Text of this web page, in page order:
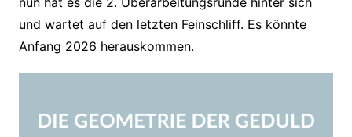
und wartet auf den letzten Feinschliff. Es könnte
Anfang 2026 herauskommen.